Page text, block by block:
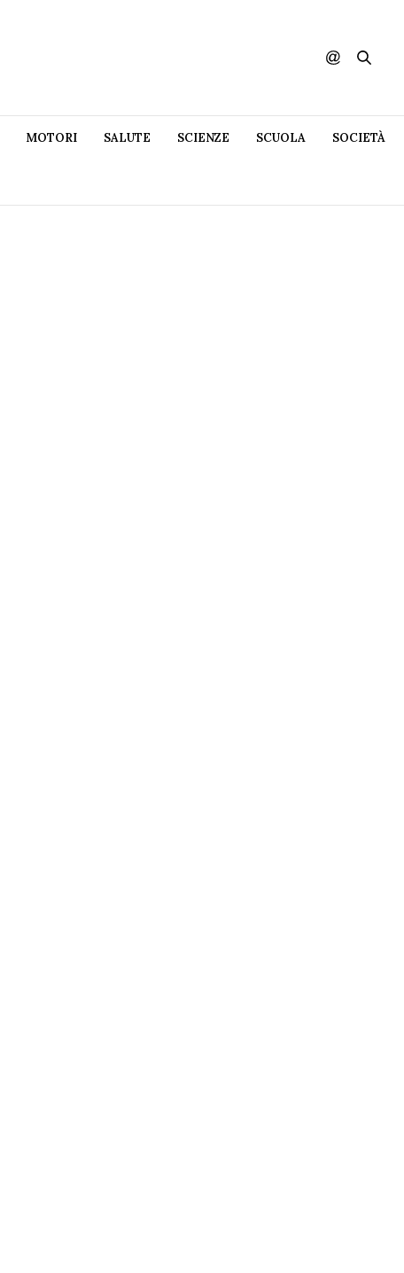
MOTORI SALUTE SCIENZE SCUOLA SOCIETÀ